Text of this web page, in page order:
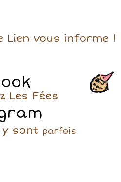
Lien vous informe !
Les Fées
y sont parfois